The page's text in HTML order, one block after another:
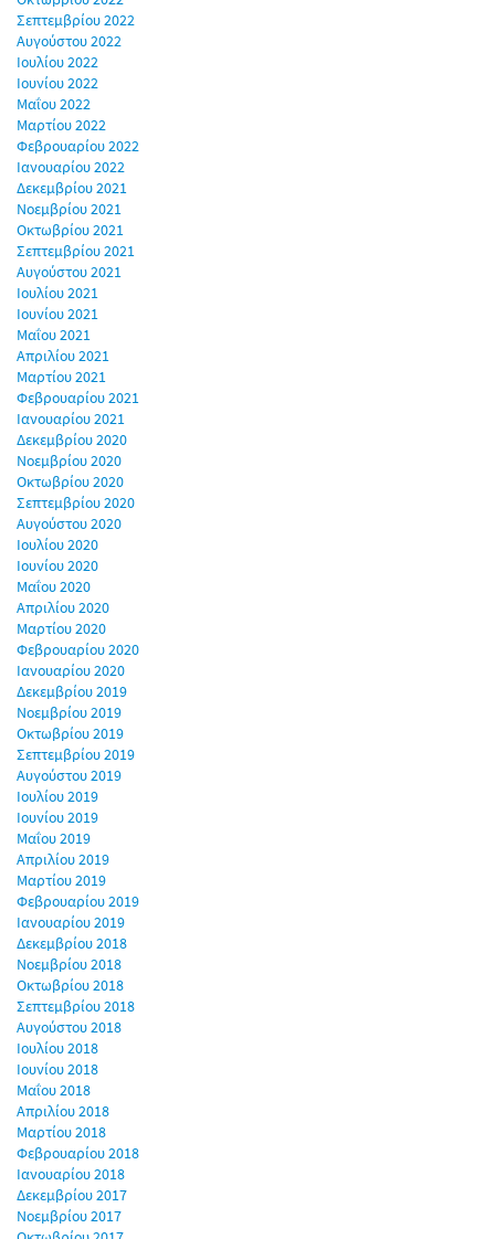
Σεπτεμβρίου 2022
Αυγούστου 2022
Ιουλίου 2022
Ιουνίου 2022
Μαΐου 2022
Μαρτίου 2022
Φεβρουαρίου 2022
Ιανουαρίου 2022
Δεκεμβρίου 2021
Νοεμβρίου 2021
Οκτωβρίου 2021
Σεπτεμβρίου 2021
Αυγούστου 2021
Ιουλίου 2021
Ιουνίου 2021
Μαΐου 2021
Απριλίου 2021
Μαρτίου 2021
Φεβρουαρίου 2021
Ιανουαρίου 2021
Δεκεμβρίου 2020
Νοεμβρίου 2020
Οκτωβρίου 2020
Σεπτεμβρίου 2020
Αυγούστου 2020
Ιουλίου 2020
Ιουνίου 2020
Μαΐου 2020
Απριλίου 2020
Μαρτίου 2020
Φεβρουαρίου 2020
Ιανουαρίου 2020
Δεκεμβρίου 2019
Νοεμβρίου 2019
Οκτωβρίου 2019
Σεπτεμβρίου 2019
Αυγούστου 2019
Ιουλίου 2019
Ιουνίου 2019
Μαΐου 2019
Απριλίου 2019
Μαρτίου 2019
Φεβρουαρίου 2019
Ιανουαρίου 2019
Δεκεμβρίου 2018
Νοεμβρίου 2018
Οκτωβρίου 2018
Σεπτεμβρίου 2018
Αυγούστου 2018
Ιουλίου 2018
Ιουνίου 2018
Μαΐου 2018
Απριλίου 2018
Μαρτίου 2018
Φεβρουαρίου 2018
Ιανουαρίου 2018
Δεκεμβρίου 2017
Νοεμβρίου 2017